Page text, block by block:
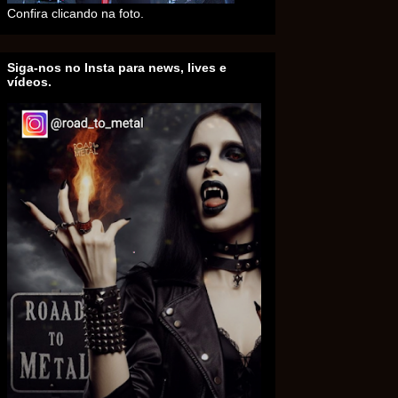
Confira clicando na foto.
Siga-nos no Insta para news, lives e
vídeos.